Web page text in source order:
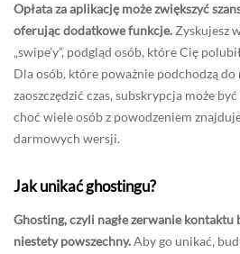
Opłata za aplikację może zwiększyć
oferując dodatkowe funkcje. Zyskujesz
„swipe’y”, podgląd osób, które Cię
Dla osób, które poważnie podchodzą
zaoszczędzić czas, subskrypcja może
choć wiele osób z powodzeniem
darmowych wersji.
Jak unikać ghostingu?
Ghosting, czyli nagłe zerwanie kontaktu
niestety powszechny.Aby go unikać,